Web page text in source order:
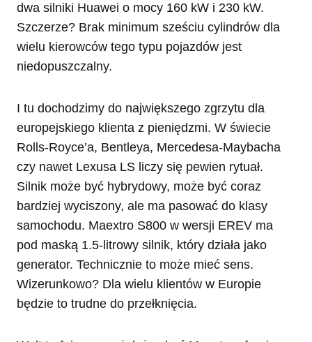
dwa silniki Huawei o mocy 160 kW i 230 kW.
Szczerze? Brak minimum sześciu cylindrów dla
wielu kierowców tego typu pojazdów jest
niedopuszczalny.
I tu dochodzimy do największego zgrzytu dla
europejskiego klienta z pieniędzmi. W świecie
Rolls-Royce’a, Bentleya, Mercedesa-Maybacha
czy nawet Lexusa LS liczy się pewien rytuał.
Silnik może być hybrydowy, może być coraz
bardziej wyciszony, ale ma pasować do klasy
samochodu. Maextro S800 w wersji EREV ma
pod maską 1.5-litrowy silnik, który działa jako
generator. Technicznie to może mieć sens.
Wizerunkowo? Dla wielu klientów w Europie
będzie to trudne do przełknięcia.